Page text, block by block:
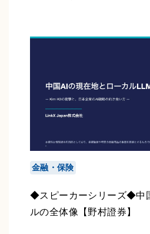
金融・保険
◆スピーカーシリーズ◆中
ルの全体像【野村證券】